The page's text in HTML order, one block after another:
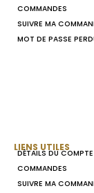
COMMANDES
SUIVRE MA
MOT DE PASSE
LIENS UTILES
DÉTAILS DU COMPTE
COMMANDES
SUIVRE MA